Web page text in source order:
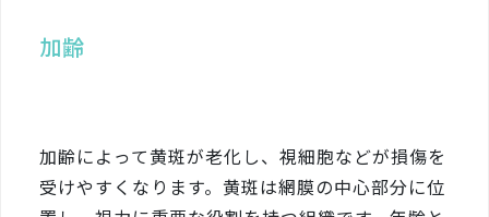
加齢
加齢によって黄斑が老化し、視細胞などが損傷を
受けやすくなります。黄斑は網膜の中心部分に位